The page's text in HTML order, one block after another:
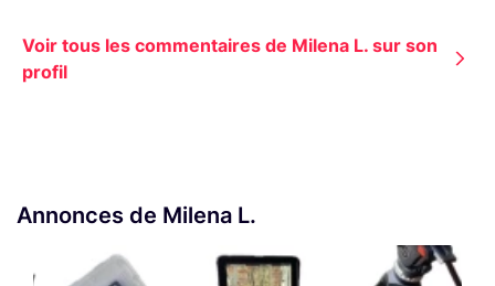
Voir tous les commentaires de Milena L. sur son
profil
Annonces de Milena L.